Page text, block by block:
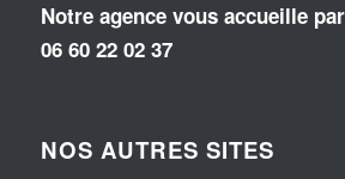
Notre agence vous accueille
06 60 22 02 37
NOS AUTRES SITES